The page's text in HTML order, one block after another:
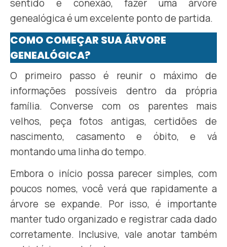
sentido e conexão, fazer uma árvore
genealógica é um excelente ponto de partida.
COMO COMEÇAR SUA ÁRVORE
GENEALÓGICA?
O primeiro passo é reunir o máximo de
informações possíveis dentro da própria
família. Converse com os parentes mais
velhos, peça fotos antigas, certidões de
nascimento, casamento e óbito, e vá
montando uma linha do tempo.
Embora o início possa parecer simples, com
poucos nomes, você verá que rapidamente a
árvore se expande. Por isso, é importante
manter tudo organizado e registrar cada dado
corretamente. Inclusive, vale anotar também